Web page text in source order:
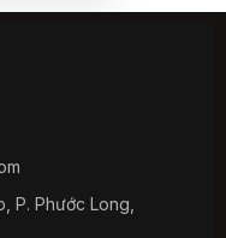
P. Phước Long,